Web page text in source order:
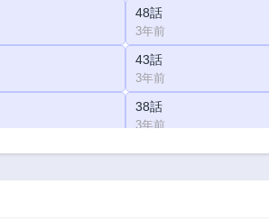
48話
3年前
43話
3年前
38話
3年前
33話